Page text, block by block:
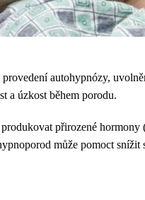
autohypnózy,
a úzkost během porodu.
přirozené
může pomoct